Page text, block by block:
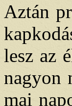
Aztán
lesz az
nagyon
mai